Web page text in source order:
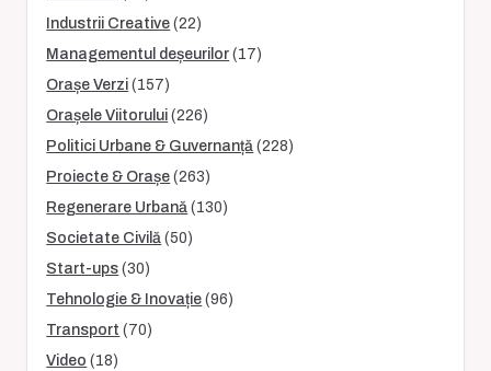
Industrii Creative (22)
Managementul deșeurilor (17)
Orașe Verzi (157)
Orașele Viitorului (226)
Politici Urbane & Guvernanță (228)
Proiecte & Orașe (263)
Regenerare Urbană (130)
Societate Civilă (50)
Start-ups (30)
Tehnologie & Inovație (96)
Transport (70)
Video (18)